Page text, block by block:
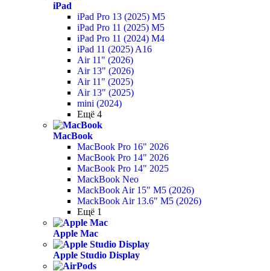
iPad
iPad Pro 13 (2025) M5
iPad Pro 11 (2025) M5
iPad Pro 11 (2024) M4
iPad 11 (2025) A16
Air 11" (2026)
Air 13" (2026)
Air 11" (2025)
Air 13" (2025)
mini (2024)
Ещё 4
MacBook
MacBook Pro 16" 2026
MacBook Pro 14" 2026
MacBook Pro 14" 2025
MackBook Neo
MackBook Air 15" M5 (2026)
MackBook Air 13.6" M5 (2026)
Ещё 1
Apple Mac
Apple Studio Display